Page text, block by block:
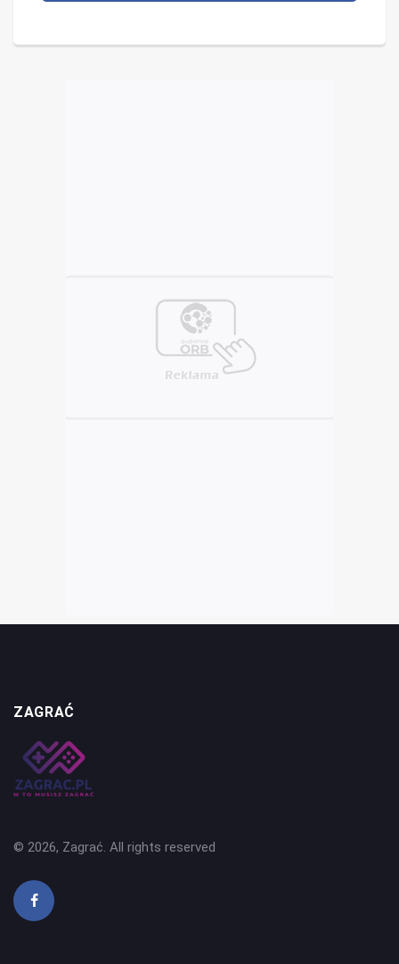
ZAGRAĆ
© 2026, Zagrać. All rights reserved